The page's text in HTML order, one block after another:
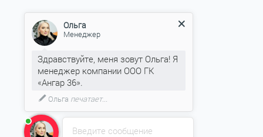
Введите сообщение
Ольга
Менеджер
Здравствуйте, меня зовут Ольга! Я
менеджер компании ООО ГК
«Ангар 36».
Ольга печатает...